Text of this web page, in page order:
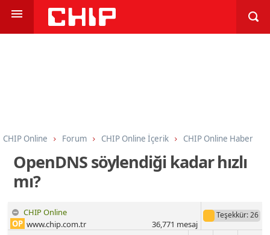
CHIP Online Forum CHIP Online İçerik CHIP Online Haber
OpenDNS söylendiği kadar hızlı
mı?
CHIP Online
OP www.chip.com.tr
Teşekkür: 26
36,771 mesaj